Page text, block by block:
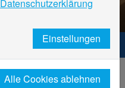
Niederrhein. Dein Weg.
Datenschutzerklärung
Einstellungen
Alle Cookies ablehnen